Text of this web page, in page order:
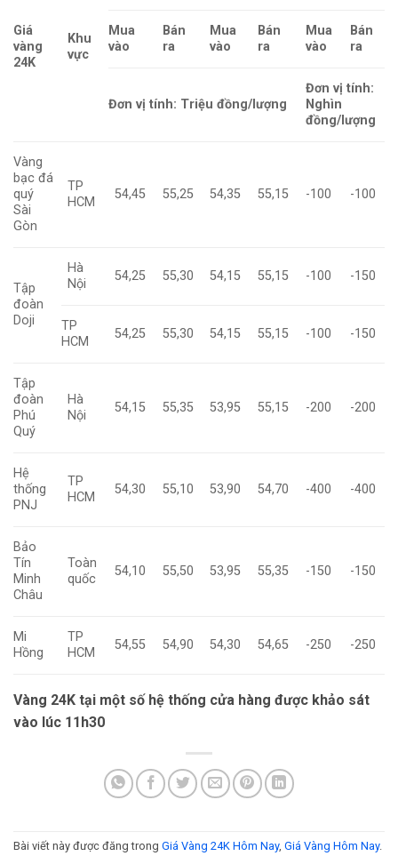
Giá
vàng
24K
Khu
vực
Mua
vào
Bán
ra
Mua
vào
Bán
ra
Mua
vào
Bán
ra
Đơn vị tính: Triệu đồng/lượng
Đơn vị tính:
Nghìn
đồng/lượng
Vàng
bạc đá
quý
Sài
Gòn
TP
HCM
54,45 55,25 54,35 55,15 -100 -100
Tập
đoàn
Doji
Hà
Nội
54,25 55,30 54,15 55,15 -100 -150
TP
HCM
54,25 55,30 54,15 55,15 -100 -150
Tập
đoàn
Phú
Quý
Hà
Nội
54,15 55,35 53,95 55,15 -200 -200
Hệ
thống
PNJ
TP
HCM
54,30 55,10 53,90 54,70 -400 -400
Bảo
Tín
Minh
Châu
Toàn
quốc
54,10 55,50 53,95 55,35 -150 -150
Mi
Hồng
TP
HCM
54,55 54,90 54,30 54,65 -250 -250
Vàng 24K tại một số hệ thống cửa hàng được khảo sát
vào lúc 11h30
Bài viết này được đăng trong Giá Vàng 24K Hôm Nay, Giá Vàng Hôm Nay.